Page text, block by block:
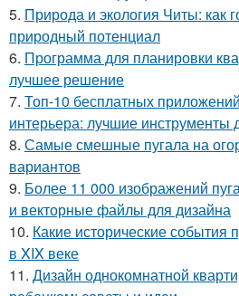
5. Природа и экология Читы: как
природный потенциал
6. Программа для планировки
лучшее решение
7. Топ-10 бесплатных
интерьера: лучшие инструменты
8. Самые смешные пугала на
вариантов
9. Более 11 000 изображений
и векторные файлы для дизайна
10. Какие исторические события
в XIX веке
11. Дизайн однокомнатной